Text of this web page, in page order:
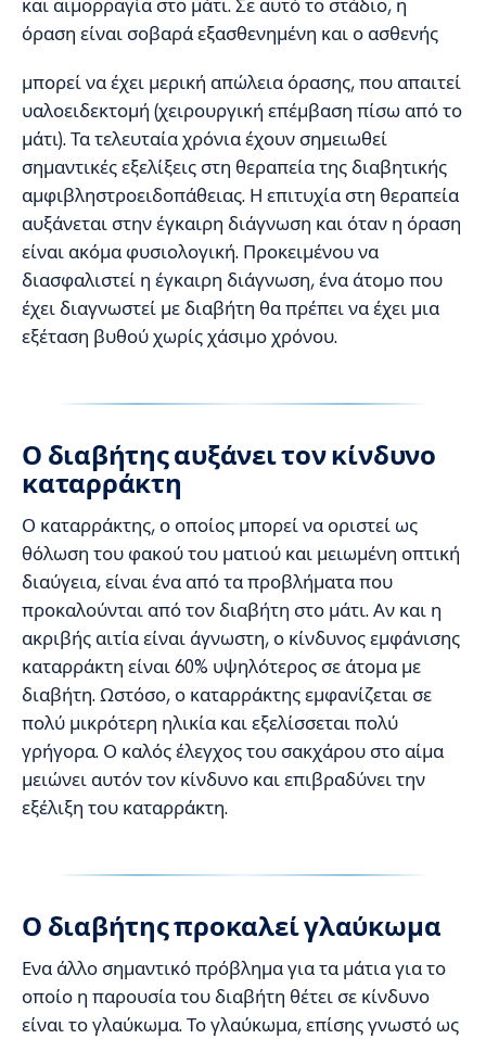
και αιμορραγία στο μάτι. Σε αυτό το στάδιο, η
όραση είναι σοβαρά εξασθενημένη και ο ασθενής
μπορεί να έχει μερική απώλεια όρασης, που απαιτεί
υαλοειδεκτομή (χειρουργική επέμβαση πίσω από το
μάτι). Τα τελευταία χρόνια έχουν σημειωθεί
σημαντικές εξελίξεις στη θεραπεία της διαβητικής
αμφιβληστροειδοπάθειας. Η επιτυχία στη θεραπεία
αυξάνεται στην έγκαιρη διάγνωση και όταν η όραση
είναι ακόμα φυσιολογική. Προκειμένου να
διασφαλιστεί η έγκαιρη διάγνωση, ένα άτομο που
έχει διαγνωστεί με διαβήτη θα πρέπει να έχει μια
εξέταση βυθού χωρίς χάσιμο χρόνου.
Ο διαβήτης αυξάνει τον κίνδυνο
καταρράκτη
Ο καταρράκτης, ο οποίος μπορεί να οριστεί ως
θόλωση του φακού του ματιού και μειωμένη οπτική
διαύγεια, είναι ένα από τα προβλήματα που
προκαλούνται από τον διαβήτη στο μάτι. Αν και η
ακριβής αιτία είναι άγνωστη, ο κίνδυνος εμφάνισης
καταρράκτη είναι 60% υψηλότερος σε άτομα με
διαβήτη. Ωστόσο, ο καταρράκτης εμφανίζεται σε
πολύ μικρότερη ηλικία και εξελίσσεται πολύ
γρήγορα. Ο καλός έλεγχος του σακχάρου στο αίμα
μειώνει αυτόν τον κίνδυνο και επιβραδύνει την
εξέλιξη του καταρράκτη.
Ο διαβήτης προκαλεί γλαύκωμα
Ενα άλλο σημαντικό πρόβλημα για τα μάτια για το
οποίο η παρουσία του διαβήτη θέτει σε κίνδυνο
είναι το γλαύκωμα. Το γλαύκωμα, επίσης γνωστό ως